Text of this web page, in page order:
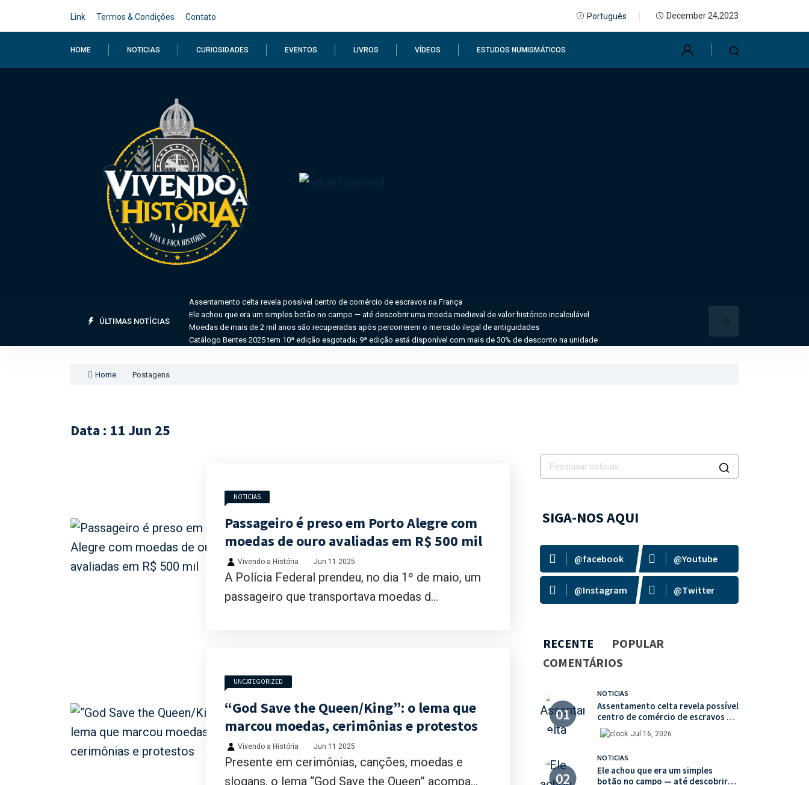
Link Termos & Condições Contato Português December 24,2023
HOME NOTICIAS CURIOSIDADES EVENTOS LIVROS VÍDEOS ESTUDOS NUMISMÁTICOS
ÚLTIMAS NOTÍCIAS
Assentamento celta revela possível centro de comércio de escravos na França
Ele achou que era um simples botão no campo — até descobrir uma moeda medieval de valor histórico incalculável
Moedas de mais de 2 mil anos são recuperadas após percorrerem o mercado ilegal de antiguidades
Catálogo Bentes 2025 tem 10ª edição esgotada; 9ª edição está disponível com mais de 30% de desconto na unidade
Home Postagens
Data : 11 Jun 25
NOTICIAS
Passageiro é preso em Porto Alegre com
moedas de ouro avaliadas em R$ 500 mil
Vivendo a História Jun 11 2025
A Polícia Federal prendeu, no dia 1º de maio, um
passageiro que transportava moedas d...
UNCATEGORIZED
“God Save the Queen/King”: o lema que
marcou moedas, cerimônias e protestos
Vivendo a História Jun 11 2025
Presente em cerimônias, canções, moedas e
slogans, o lema “God Save the Queen” acompa...
SIGA-NOS AQUI
@facebook @Youtube
@Instagram @Twitter
RECENTE
POPULAR
COMENTÁRIOS
NOTICIAS
Assentamento celta revela possível
centro de comércio de escravos na
França
Jul 16, 2026
NOTICIAS
Ele achou que era um simples
botão no campo — até descobrir